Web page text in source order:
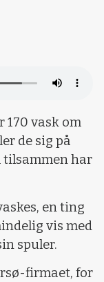
170 vask om
de sig på
tilsammen har
en ting
vis med
spuler.
firmaet, for